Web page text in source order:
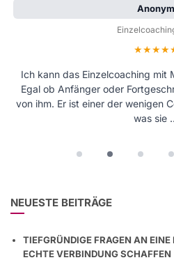
Anonym
Ich kann das Einzelcoaching mit
Egal ob Anfänger oder
von ihm. Er ist einer der wenigen
was sie
Antonio K
Durch Mathew hat sich mein
absolut unglaublich. Ich kann
ECHTE VERBINDUNG SCHAFFEN
RAD DES LEBENS: WIE DU DAMIT